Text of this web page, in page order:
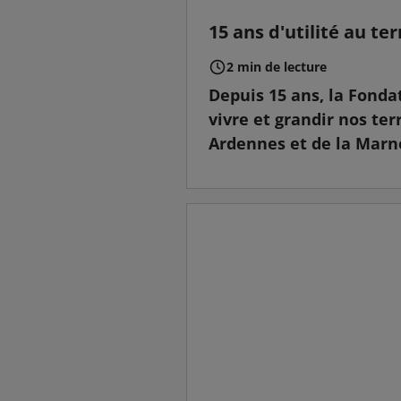
15 ans d'utilité au
2 min de lecture
Depuis 15 ans, la
vivre et grandir nos
Ardennes et de la